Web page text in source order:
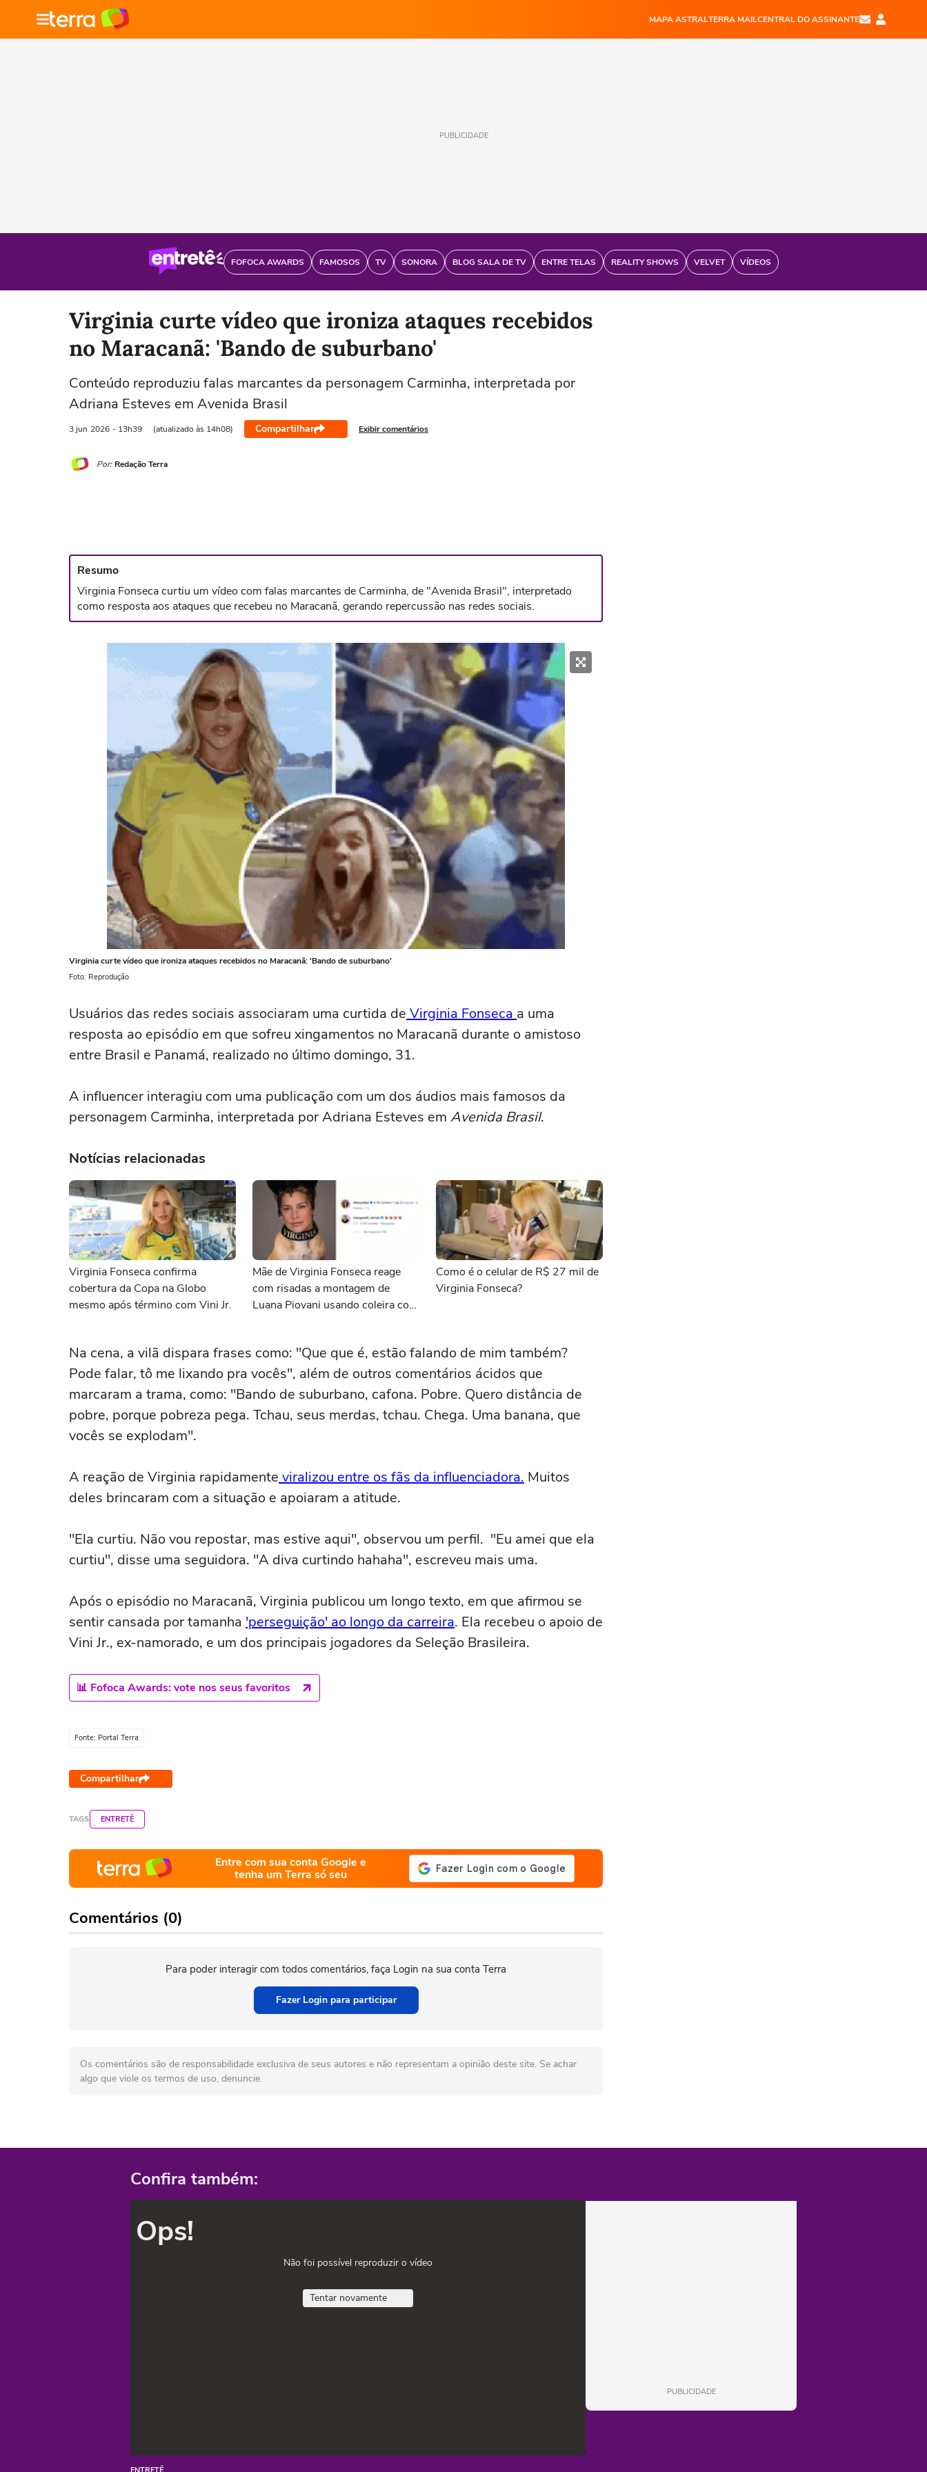
MAPA ASTRALTERRA MAILCENTRAL DO ASSINANTE
PUBLICIDADE
FOFOCA AWARDS FAMOSOS TV SONORA BLOG SALA DE TV ENTRE TELAS REALITY SHOWS VELVET VÍDEOS
Virginia curte vídeo que ironiza ataques recebidos
no Maracanã: 'Bando de suburbano'
Conteúdo reproduziu falas marcantes da personagem Carminha, interpretada por
Adriana Esteves em Avenida Brasil
3 jun 2026 - 13h39 (atualizado às 14h08) Compartilhar Exibir comentários
Por: Redação Terra
Resumo
Virginia Fonseca curtiu um vídeo com falas marcantes de Carminha, de "Avenida Brasil", interpretado
como resposta aos ataques que recebeu no Maracanã, gerando repercussão nas redes sociais.
Virginia curte vídeo que ironiza ataques recebidos no Maracanã: 'Bando de suburbano'
Foto: Reprodução
Usuários das redes sociais associaram uma curtida de Virginia Fonseca a uma
resposta ao episódio em que sofreu xingamentos no Maracanã durante o amistoso
entre Brasil e Panamá, realizado no último domingo, 31.
A influencer interagiu com uma publicação com um dos áudios mais famosos da
personagem Carminha, interpretada por Adriana Esteves em Avenida Brasil.
Notícias relacionadas
Virginia Fonseca confirma
cobertura da Copa na Globo
mesmo após término com Vini Jr.
Mãe de Virginia Fonseca reage
com risadas a montagem de
Luana Piovani usando coleira com
Como é o celular de R$ 27 mil de
Virginia Fonseca?
Na cena, a vilã dispara frases como: "Que que é, estão falando de mim também?
Pode falar, tô me lixando pra vocês", além de outros comentários ácidos que
marcaram a trama, como: "Bando de suburbano, cafona. Pobre. Quero distância de
pobre, porque pobreza pega. Tchau, seus merdas, tchau. Chega. Uma banana, que
vocês se explodam".
A reação de Virginia rapidamente viralizou entre os fãs da influenciadora. Muitos
deles brincaram com a situação e apoiaram a atitude.
"Ela curtiu. Não vou repostar, mas estive aqui", observou um perfil. "Eu amei que ela
curtiu", disse uma seguidora. "A diva curtindo hahaha", escreveu mais uma.
Após o episódio no Maracanã, Virginia publicou um longo texto, em que afirmou se
sentir cansada por tamanha 'perseguição' ao longo da carreira. Ela recebeu o apoio de
Vini Jr., ex-namorado, e um dos principais jogadores da Seleção Brasileira.
📊 Fofoca Awards: vote nos seus favoritos
Fonte: Portal Terra
Compartilhar
TAGS ENTRETÊ
Entre com sua conta Google e
tenha um Terra só seu
Comentários (0)
Para poder interagir com todos comentários, faça Login na sua conta Terra
Fazer Login para participar
Os comentários são de responsabilidade exclusiva de seus autores e não representam a opinião deste site. Se achar
algo que viole os termos de uso, denuncie.
Confira também:
Ops!
Não foi possível reproduzir o vídeo
Tentar novamente
PUBLICIDADE